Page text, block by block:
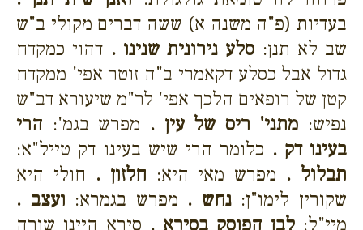
בעדיות (פ"ה משנה א) ששה דברים מקולי ב"ש
שב לא תנן: סלע נירונית שנינו . דהוי כמקדח
גדול אבל כסלע דקאמרי ב"ה זוטר אפי' ממקדח
קטן של רופאים הלכך אפי' לר"מ שיעורא דב"ש
נפיש: מתני' ריס של עין . מפרש בגמ': הרי
בעינו דק . כלומר הרי שיש בעינו דק טייל"א:
תבלול . מפרש מאי היא: חלזון . חולי היא
שקורין לימו"ן:נחש . מפרש בגמרא: ועצב .
מיי"ל: לבן הפוסק בסירא . סירא היינו שורה